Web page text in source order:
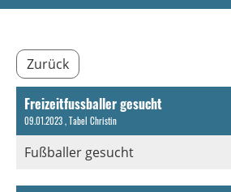
Zurück
Freizeitfussballer gesucht
09.01.2023, Tabel Christin
Fußballer gesucht